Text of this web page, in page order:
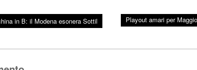
in B: il Modena esonera Sottil
Playout amari per